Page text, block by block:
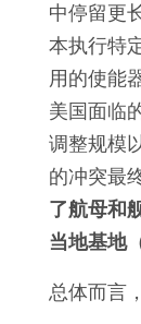
中停留更
本执行特
用的使能
美国面临
调整规模
的冲突最
了航母和
当地基地
总体而言